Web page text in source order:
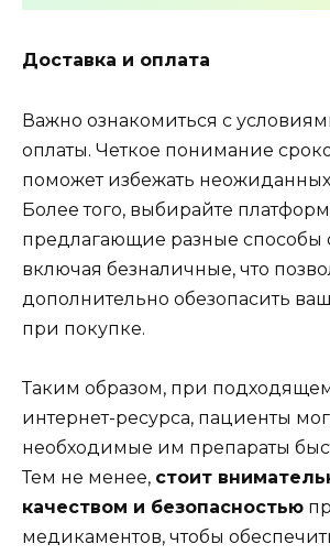
Доставка и оплата
Важно ознакомиться с
оплаты. Четкое понимание
поможет избежать
Более того, выбирайте
предлагающие разные способы
включая безналичные, что
дополнительно обезопасить
при покупке.
Таким образом, при
интернет-ресурса, пациенты
необходимые им препараты
Тем не менее, стоит
качеством и безопасностью
медикаментов, чтобы